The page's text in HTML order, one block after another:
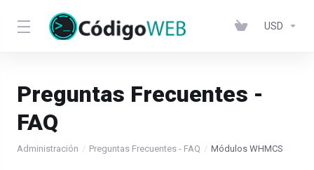
USD
Preguntas Frecuentes -
FAQ
Administración Preguntas Frecuentes - FAQ Módulos WHMCS